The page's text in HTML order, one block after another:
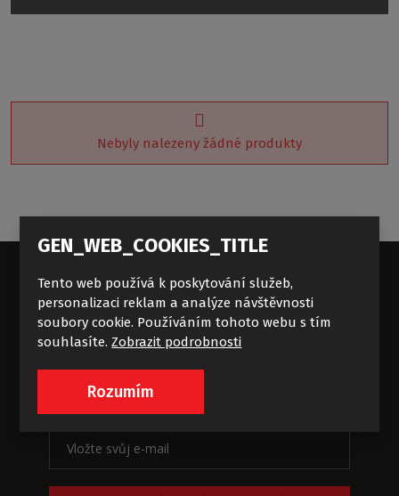
Nebyly nalezeny žádné produkty
Standardní příliv koupelnových
zajímavostí
Novinky a akce na e-mail
GEN_WEB_COOKIES_TITLE
Tento web používá k poskytování služeb,
personalizaci reklam a analýze návštěvnosti
soubory cookie. Používáním tohoto webu s tím
souhlasíte.Zobrazit podrobnosti
Rozumím